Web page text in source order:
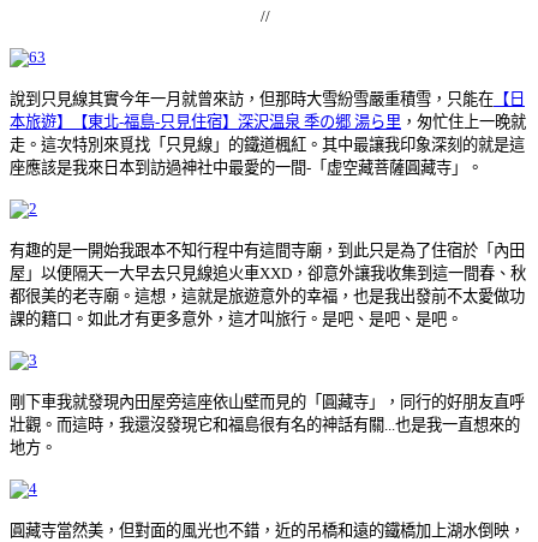
//
說到只見線其實今年一月就曾來訪，但那時大雪紛雪嚴重積雪，只能在 【日
本旅遊】【東北-福島-只見住宿】深沢温泉 季の郷 湯ら里 ，匆忙住上一晚就
走。這次特別來覓找「只見線」的鐵道楓紅。其中最讓我印象深刻的就是這
座應該是我來日本到訪過神社中最愛的一間-「虚空藏菩薩圓藏寺」。
有趣的是一開始我跟本不知行程中有這間寺廟，到此只是為了住宿於「內田
屋」以便隔天一大早去只見線追火車XXD，卻意外讓我收集到這一間春、秋
都很美的老寺廟。這想，這就是旅遊意外的幸福，也是我出發前不太愛做功
課的籍口。如此才有更多意外，這才叫旅行。是吧、是吧、是吧。
剛下車我就發現內田屋旁這座依山壁而見的「圓藏寺」，同行的好朋友直呼
壯觀。而這時，我還沒發現它和福島很有名的神話有關...也是我一直想來的
地方。
圓藏寺當然美，但對面的風光也不錯，近的吊橋和遠的鐵橋加上湖水倒映，